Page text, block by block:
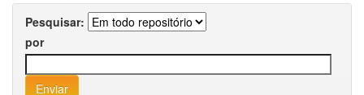
Pesquisar:
por